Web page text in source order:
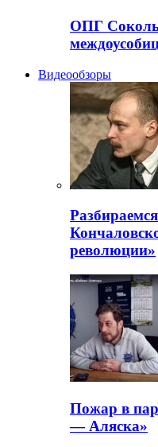
ОПГ
Видеообзоры
революции»
Пожар в
— Аляска»